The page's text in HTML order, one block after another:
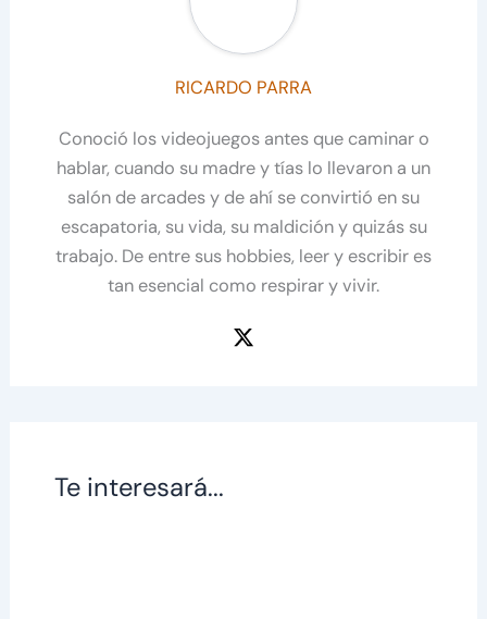
RICARDO PARRA
Conoció los videojuegos antes que caminar o
hablar, cuando su madre y tías lo llevaron a un
salón de arcades y de ahí se convirtió en su
escapatoria, su vida, su maldición y quizás su
trabajo. De entre sus hobbies, leer y escribir es
tan esencial como respirar y vivir.
Te interesará...